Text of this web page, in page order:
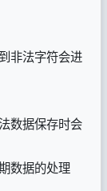
非法字符会进
数据保存时会
数据的处理